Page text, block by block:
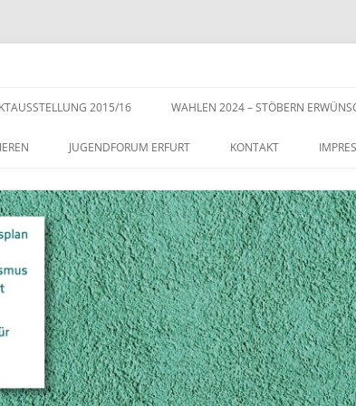
Inhalt
2015/16 WAHLEN 2024 – STÖBERN
JUGENDFORUM ERFURT KONTAKT